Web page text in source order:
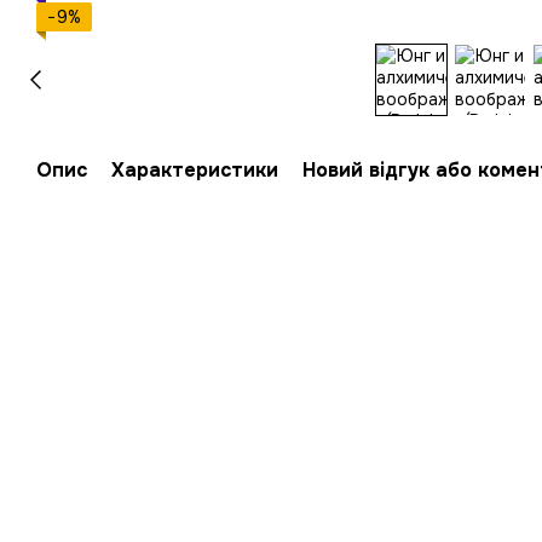
−9%
Опис Характеристики Новий відгук або